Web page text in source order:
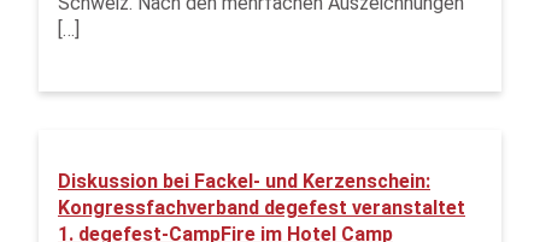
[…]
Diskussion bei Fackel- und Kerzenschein:
Kongressfachverband degefest veranstaltet
1. degefest-CampFire im Hotel Camp